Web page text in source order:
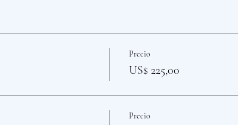
Precio
US$ 225,00
Precio